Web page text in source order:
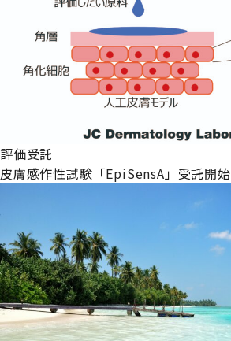
評価受託
皮膚感作性試験「EpiSensA」受託開始